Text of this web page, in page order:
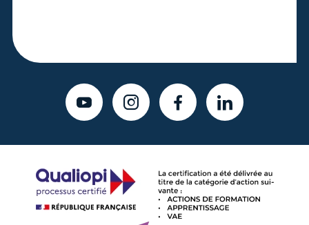
YOUTUBEINSTAGRAMFACEBOOKLINKEDIN